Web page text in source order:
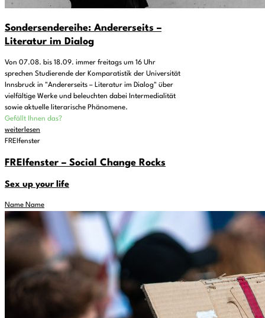
Sondersendereihe: Andererseits –
Literatur im Dialog
Von 07.08. bis 18.09. immer freitags um 16 Uhr
sprechen Studierende der Komparatistik der Universität
Innsbruck in "Andererseits – Literatur im Dialog" über
vielfältige Werke und beleuchten dabei Intermedialität
sowie aktuelle literarische Phänomene.
Gefällt Ihnen das?
weiterlesen
FREIfenster
FREIfenster – Social Change Rocks
Sex up your life
Name Name